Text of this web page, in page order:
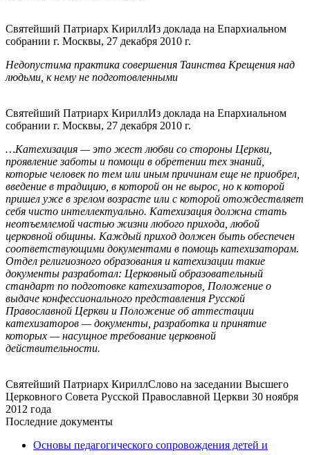
Святейший Патриарх КириллИз доклада на Епархиальном
собрании г. Москвы, 27 декабря 2010 г.
Недопустима практика совершения Таинства Крещения над
людьми, к нему не подготовленными
Святейший Патриарх КириллИз доклада на Епархиальном
собрании г. Москвы, 27 декабря 2010 г.
…Катехизация — это жест любви со стороны Церкви,
проявление заботы и помощи в обретении тех знаний,
которые человек по тем или иным причинам еще не приобрел,
введение в традицию, в которой он не вырос, но к которой
пришел уже в зрелом возрасте или с которой отождествляет
себя чисто интеллектуально. Катехизация должна стать
неотъемлемой частью жизни любого прихода, любой
церковной общины. Каждый приход должен быть обеспечен
соответствующими документами в помощь катехизаторам.
Отдел религиозного образования и катехизации такие
документы разработал: Церковный образовательный
стандарт по подготовке катехизаторов, Положение о
выдаче конфессионального представления Русской
Православной Церкви и Положение об аттестации
катехизаторов — документы, разработка и принятие
которых — насущное требование церковной
действительности.
Святейший Патриарх КириллСлово на заседании Высшего
Церковного Совета Русской Православной Церкви 30 ноября
2012 года
Последние документы
Основы педагогического сопровождения детей и